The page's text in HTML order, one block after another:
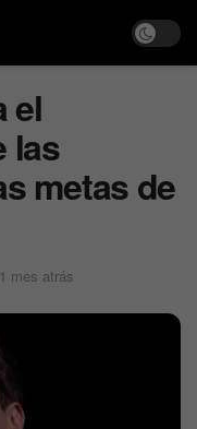
el
las
metas de
1 mes atrás